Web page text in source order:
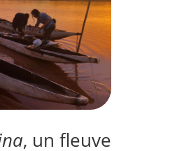
, un fleuve